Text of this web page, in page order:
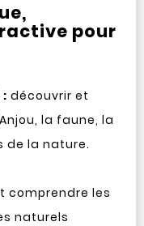
pour
découvrir et
la faune, la
de la nature.
comprendre les
naturels